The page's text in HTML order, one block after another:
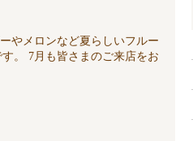
やメロンなど夏らしいフルー
。 7月も皆さまのご来店をお